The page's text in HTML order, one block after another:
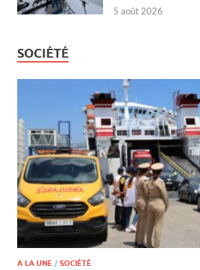
5 août 2026
SOCIÉTÉ
A LA UNE / SOCIÉTÉ